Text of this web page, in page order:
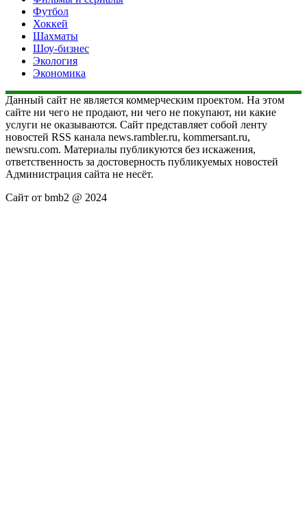
Футбол
Хоккей
Шахматы
Шоу-бизнес
Экология
Экономика
Данный сайт не является коммерческим проектом. На этом
сайте ни чего не продают, ни чего не покупают, ни какие
услуги не оказываются. Сайт представляет собой ленту
новостей RSS канала news.rambler.ru, kommersant.ru,
newsru.com. Материалы публикуются без искажения,
ответственность за достоверность публикуемых новостей
Администрация сайта не несёт.
Сайт от bmb2 @ 2024